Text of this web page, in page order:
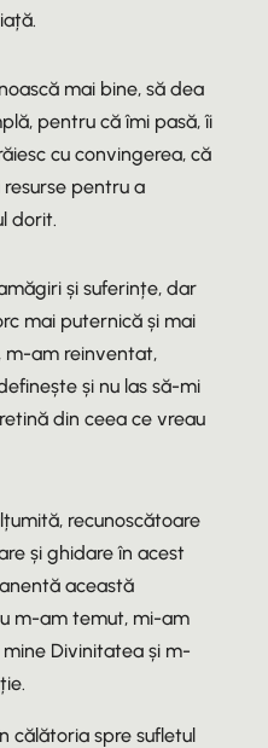
mai bine, să dea
pentru că îmi pasă, îi
cu convingerea, că
pentru a
dorit.
și suferințe, dar
mai puternică și mai
m-am reinventat,
și nu las să-mi
din ceea ce vreau
recunoscătoare
și ghidare în acest
această
m-am temut, mi-am
Divinitatea și m-
călătoria spre sufletul